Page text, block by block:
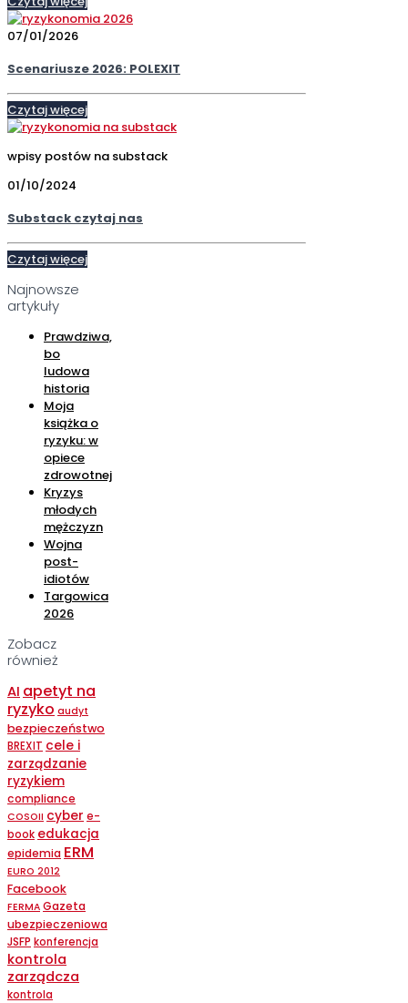
07/01/2026
Scenariusze 2026: POLEXIT
Czytaj więcej
wpisy postów na substack
01/10/2024
Substack czytaj nas
Czytaj więcej
Najnowsze
artykuły
Prawdziwa,
bo
ludowa
historia
Moja
książka o
ryzyku: w
opiece
zdrowotnej
Kryzys
młodych
mężczyzn
Wojna
post-
idiotów
Targowica
2026
Zobacz
również
AI apetyt na
ryzyko audyt
bezpieczeństwo
BREXIT cele i
zarządzanie
ryzykiem
compliance
COSOII cyber e-
book edukacja
epidemia ERM
EURO 2012
Facebook
FERMA Gazeta
ubezpieczeniowa
JSFP konferencja
kontrola
zarządcza
kontrola